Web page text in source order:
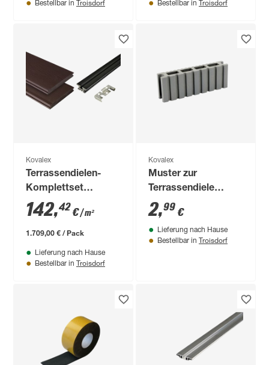
Bestellbar in Troisdorf Bestellbar in Troisdorf
Kovalex
Terrassendielen-
Komplettset
'Strukturo'
schokobraun 3000 x
4000 mm
142,42€/ m²
1.709,00 € / Pack
Lieferung nach Hause
Bestellbar in Troisdorf
Kovalex
Muster zur
Terrassendiele
'Exklusiv' grau matt
100 x 145 x 26 mm
2,99 €
Lieferung nach Hause
Bestellbar in Troisdorf